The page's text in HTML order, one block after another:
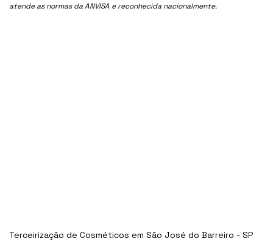
atende as normas da ANVISA e reconhecida nacionalmente.
Terceirização de Cosméticos em São José do Barreiro - SP